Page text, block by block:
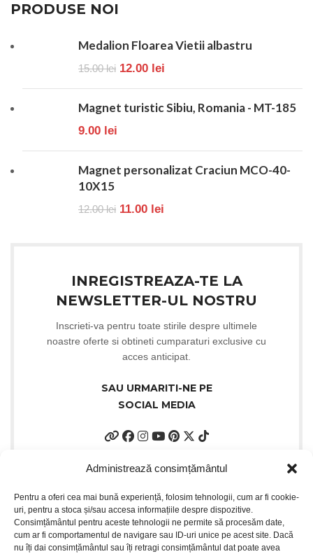
Administrează consimțământul
Pentru a oferi cea mai bună experiență, folosim tehnologii, cum ar fi cookie-
uri, pentru a stoca și/sau accesa informațiile despre dispozitive.
Consimțământul pentru aceste tehnologii ne permite să procesăm date,
cum ar fi comportamentul de navigare sau ID-uri unice pe acest site. Dacă
nu îți dai consimțământul sau îți retragi consimțământul dat poate avea
PRODUSE NOI
Medalion Floarea Vietii albastru
15.00lei 12.00 lei
Magnet turistic Sibiu, Romania - MT-185
9.00 lei
Magnet personalizat Craciun MCO-40-
10X15
12.00lei 11.00 lei
INREGISTREAZA-TE LA
NEWSLETTER-UL NOSTRU
Inscrieti-va pentru toate stirile despre ultimele
noastre oferte si obtineti cumparaturi exclusive cu
acces anticipat.
SAU URMARITI-NE PE
SOCIAL MEDIA